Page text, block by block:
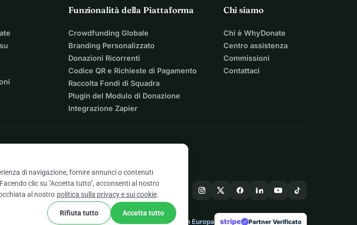
Funzionalità della Piattaforma
Crowdfunding Globale
Branding Personalizzato
Donazioni Ricorrenti
Codice QR e Richieste di Pagamento
Raccolta Fondi di Squadra
Plugin del Modulo di Donazione
Integrazione Zapier
Chi siamo
Chi è WhyDonate
Centro assistenza
Commissioni
Contattaci
Fatto in Europa stripe check Partner Verificato
di navigazione, fornire annunci o contenuti
clic su "Accetta tutto", acconsenti al nostro
al nostro politica sulla privacy e sui cookie.
Rifiuta tutto Accetta tutto